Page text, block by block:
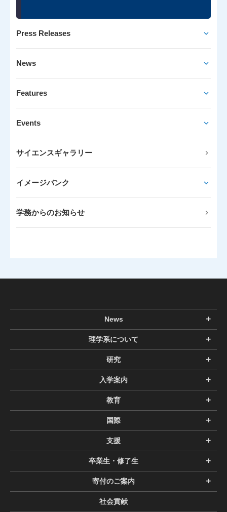
Press Releases
News
Features
Events
サイエンスギャラリー
イメージバンク
学務からのお知らせ
News
理学系について
研究
入学案内
教育
国際
支援
卒業生・修了生
寄付のご案内
社会貢献